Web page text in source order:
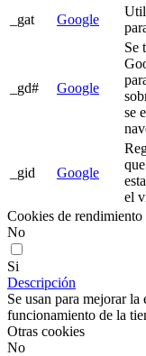
_gat Google
_gd# Google
Se
se
_gid Google
el
Cookies de rendimiento
No
Si
Descripción
Se usan para mejorar
funcionamiento de la
Otras cookies
No